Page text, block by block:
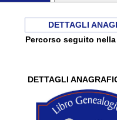
DETTAGLI
Percorso seguito
DETTAGLI